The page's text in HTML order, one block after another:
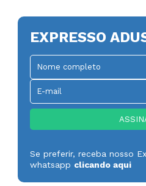
EXPRESSO
Se preferir, receba nosso
whatsapp clicando aqui